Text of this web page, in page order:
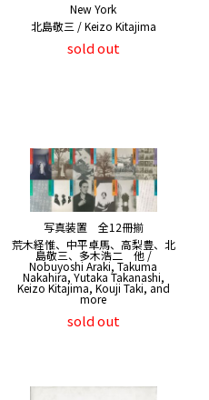
New York
北島敬三 / Keizo Kitajima
sold out
写真装置 全12冊揃
荒木経惟、中平卓馬、高梨豊、北
島敬三、多木浩二 他 /
Nobuyoshi Araki, Takuma
Nakahira, Yutaka Takanashi,
Keizo Kitajima, Kouji Taki, and
more
sold out